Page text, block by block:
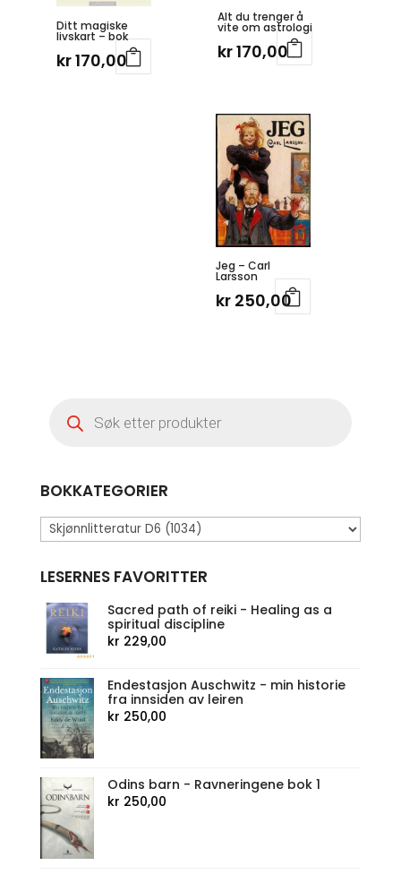
Ditt magiske
livskart – bok
kr170,00
Alt du trenger å
vite om astrologi
kr170,00
Jeg – Carl
Larsson
kr250,00
search
BOKKATEGORIER
LESERNES FAVORITTER
Sacred path of reiki - Healing as a
spiritual discipline
kr 229,00
Endestasjon Auschwitz - min historie
fra innsiden av leiren
kr 250,00
Odins barn - Ravneringene bok 1
kr 250,00